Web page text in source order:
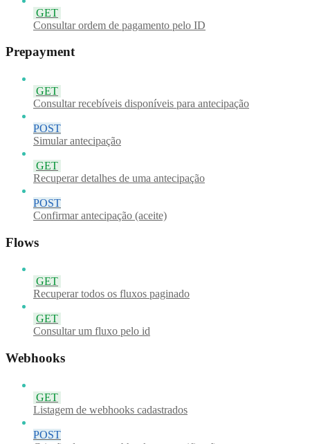
GET
Consultar ordem de pagamento pelo ID
Prepayment
GET
Consultar recebíveis disponíveis para antecipação
POST
Simular antecipação
GET
Recuperar detalhes de uma antecipação
POST
Confirmar antecipação (aceite)
Flows
GET
Recuperar todos os fluxos paginado
GET
Consultar um fluxo pelo id
Webhooks
GET
Listagem de webhooks cadastrados
POST